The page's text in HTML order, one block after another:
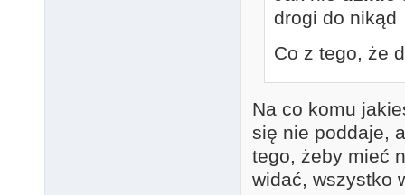
drogi do
Co z tego, że
Na co komu
się nie poddaje,
tego, żeby mieć
widać, wszystko